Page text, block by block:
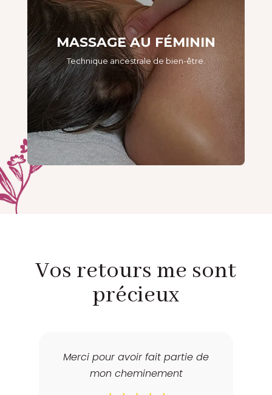
MASSAGE AU FÉMININ
Technique ancestrale de bien-être.
Vos retours me sont
précieux
Merci pour avoir fait partie de
mon cheminement